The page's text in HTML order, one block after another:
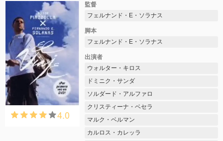
4.0
監督
フェルナンド・E・ソラナス
脚本
フェルナンド・E・ソラナス
出演者
ウォルター・キロス
ドミニク・サンダ
ソルダード・アルファロ
クリスティーナ・ベセラ
マルク・ベルマン
カルロス・カレッラ